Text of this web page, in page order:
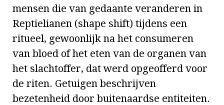
mensen die van gedaante veranderen in
Reptielianen (shape shift) tijdens een
ritueel, gewoonlijk na het consumeren
van bloed of het eten van de organen van
het slachtoffer, dat werd opgeofferd voor
de riten. Getuigen beschrijven
bezetenheid door buitenaardse entiteiten.